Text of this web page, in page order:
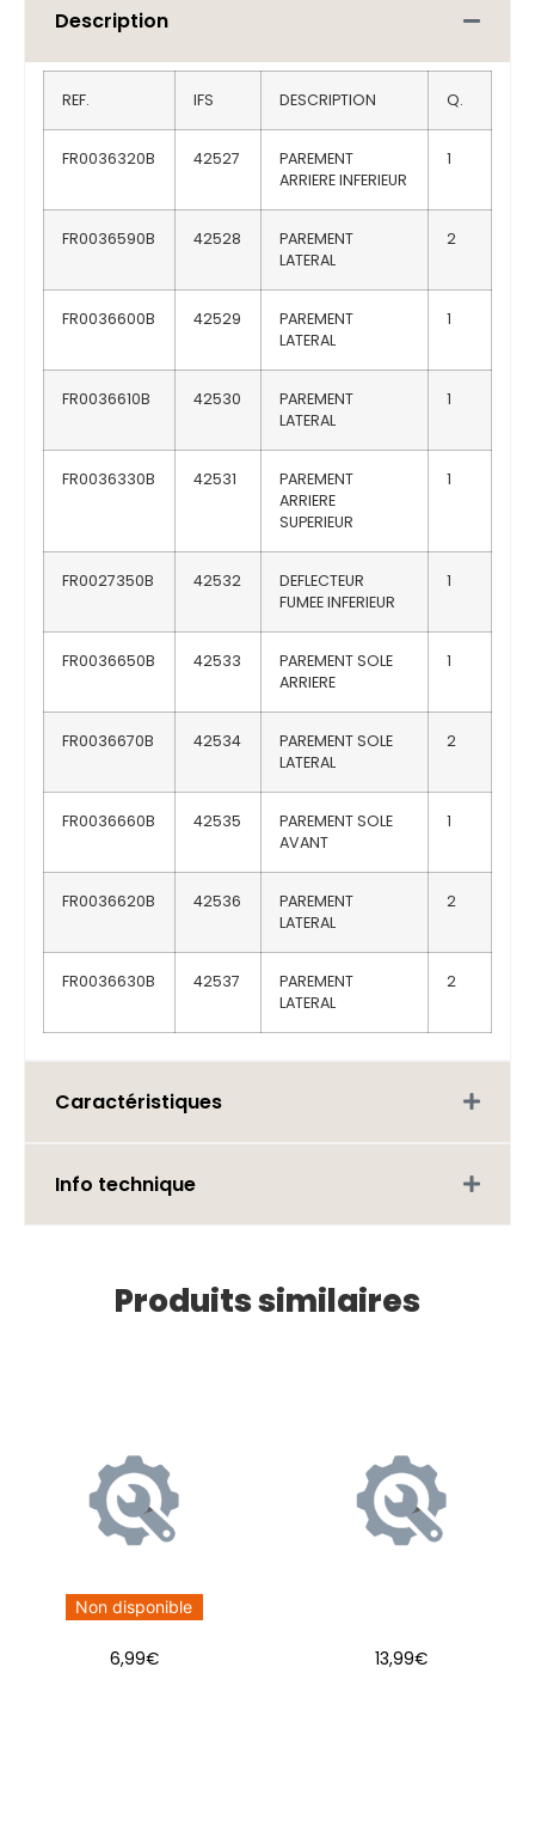
Description
REF. IFS DESCRIPTION Q.
FR0036320B 42527
PAREMENT
ARRIERE INFERIEUR
1
FR0036590B 42528
PAREMENT
LATERAL
2
FR0036600B 42529
PAREMENT
LATERAL
1
FR0036610B 42530
PAREMENT
LATERAL
1
FR0036330B 42531
PAREMENT
ARRIERE
SUPERIEUR
1
FR0027350B 42532
DEFLECTEUR
FUMEE INFERIEUR
1
FR0036650B 42533
PAREMENT SOLE
ARRIERE
1
FR0036670B 42534
PAREMENT SOLE
LATERAL
2
FR0036660B 42535
PAREMENT SOLE
AVANT
1
FR0036620B 42536
PAREMENT
LATERAL
2
FR0036630B 42537
PAREMENT
LATERAL
2
Caractéristiques
Info technique
Produits similaires
Non disponible
6,99€ 13,99€